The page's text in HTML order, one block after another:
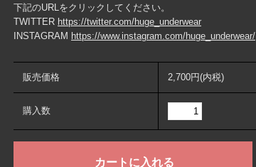
下記のURLをクリックしてください。
TWITTER https://twitter.com/huge_underwear
INSTAGRAM https://www.instagram.com/huge_underwear/
販売価格 2,700円(内税)
購入数